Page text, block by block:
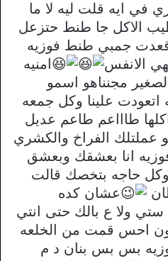
في ايه قلت ليه لا ما
الاكل جا طنط حتزعل
جمبي طنط فوزيه
الانفس
امنيه
مجنناهو اسمو
علينا وكل جمعه
طاااعم طاعم عديل
عملتلك الفراخ والكشري
انا بعشقك وبعشق
وكل حاجه بتخصك قالت
عشان كده
ولا ع بالك حتى انتي
احس قمت من الخلعه
بس بس بنان د م